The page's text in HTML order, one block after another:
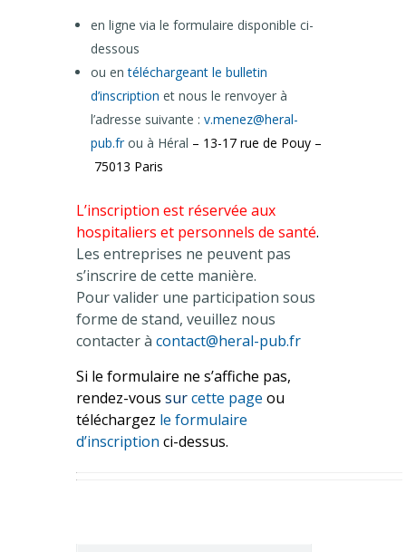
en ligne via le formulaire disponible ci-
dessous
ou entéléchargeant le bulletin
d’inscription et nous le renvoyer à
l’adresse suivante : v.menez@heral-
pub.frou à Héral – 13-17 rue de Pouy –
75013 Paris
L’inscription est réservée aux
hospitaliers et personnels de santé.
Les entreprises ne peuvent pas
s’inscrire de cette manière.
Pour valider une participation sous
forme de stand, veuillez nous
contacter à contact@heral-pub.fr
Si le formulaire ne s’affiche pas,
rendez-vous surcette page ou
téléchargez le formulaire
d’inscription ci-dessus.